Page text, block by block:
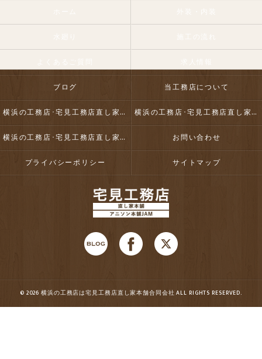
ブログ 当工務店について
横浜の工務店･宅見工務店直し家本舗合同会社の口コミ情報 横浜の工務店･宅見工務店直し家本舗合同会社の評判
横浜の工務店･宅見工務店直し家本舗合同会社のお客様の声 お問い合わせ
プライバシーポリシー サイトマップ
© 2026 横浜の工務店は宅見工務店直し家本舗合同会社 ALL RIGHTS RESERVED.